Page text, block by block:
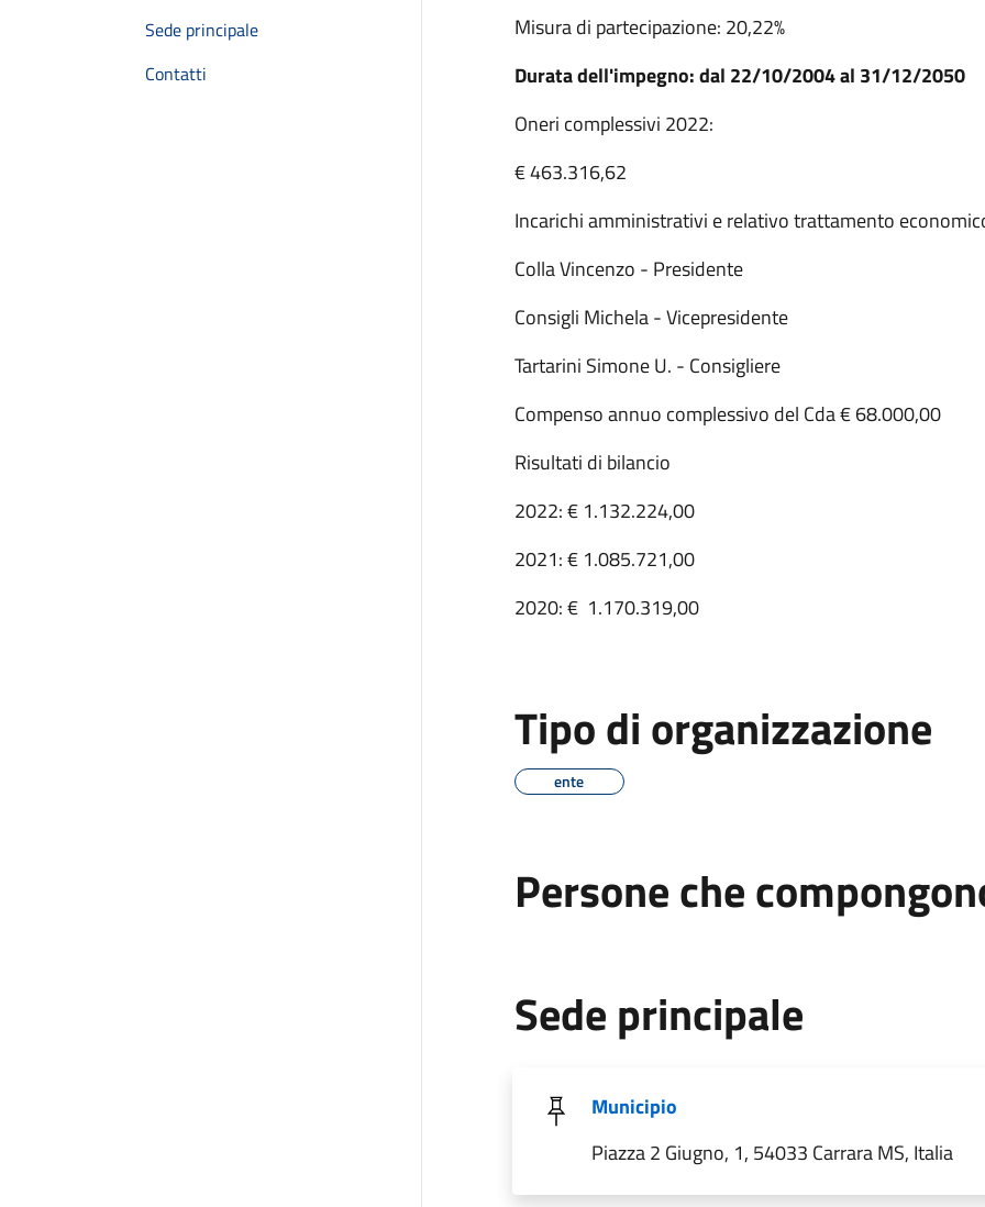
Sede principale
Contatti
Misura di partecipazione: 20,22%
Durata dell'impegno: dal 22/10/2004 al 31/12/2050
Oneri complessivi 2022:
€ 463.316,62
Incarichi amministrativi e relativo trattamento
Colla Vincenzo - Presidente
Consigli Michela - Vicepresidente
Tartarini Simone U. - Consigliere
Compenso annuo complessivo del Cda € 68.000,00
Risultati di bilancio
2022: € 1.132.224,00
2021: € 1.085.721,00
2020: € 1.170.319,00
Tipo di organizzazione
ente
Persone che
Sede principale
Municipio
Piazza 2 Giugno, 1, 54033 Carrara MS, Italia